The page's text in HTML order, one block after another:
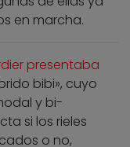
en marcha.
presentaba
bibi», cuyo
y bi-
si los rieles
o no,